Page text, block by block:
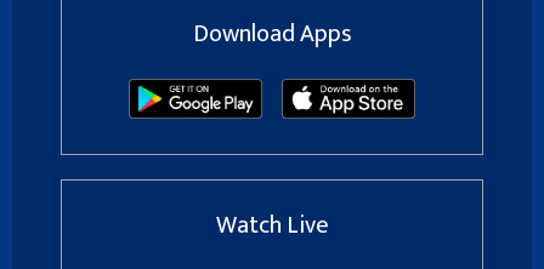
Download Apps
Watch Live